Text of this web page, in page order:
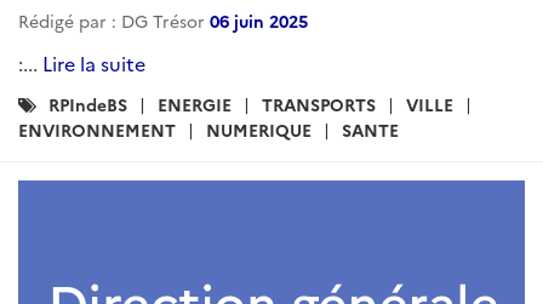
Rédigé par : DG Trésor 06 juin 2025
:... Lire la suite
Catégories
:
RPIndeBS ENERGIE TRANSPORTS
VILLE
ENVIRONNEMENT
NUMERIQUE SANTE